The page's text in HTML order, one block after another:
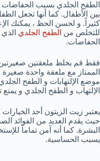
الطفح الجلدي بسبب الحفاضات
بين الأطفال. كما أنها تجعل
كثيراً. و لحسن الحظ ، يمكنك
للتخلص من الطفح الجلدي
الحفاضات.
فقط قم بخلط ملعقتين صغيرتين
الممتاز مع ملعقة واحدة
موضع الإلتهابات و الطفح
الإلتهاب و الطفح الجلدي و
يعتبر زيت الزيتون أحد
حيث يقدم العديد من الفوائد
البشرة. كما أنه آمن تماماً
يسبب الحساسية.